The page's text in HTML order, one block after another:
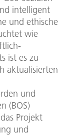
intelligent
und ethische
wie
ist es zu
aktualisierten
und
(BOS)
Projekt
und